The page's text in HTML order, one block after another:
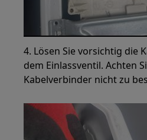
4. Lösen Sie vorsichtig die
dem Einlassventil. Achten
Kabelverbinder nicht zu